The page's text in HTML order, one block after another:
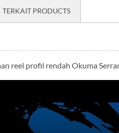
TERKAIT PRODUCTS
reel profil rendah Okuma